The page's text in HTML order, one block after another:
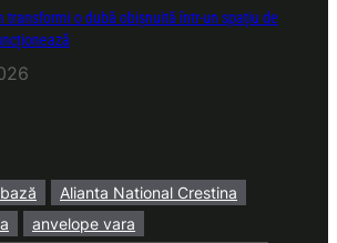
transformi o dubă obișnuită într-un spațiu de
Alianta National Crestina
anvelope vara